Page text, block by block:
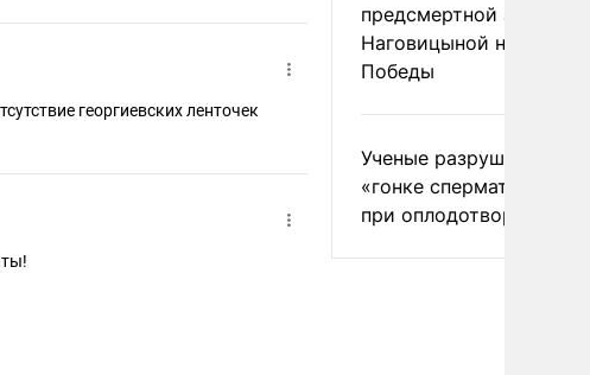
георгиевских ленточек
предсмертной записки
Наговицыной на пике
Победы
Ученые разрушили миф
«гонке
при оплодотворении